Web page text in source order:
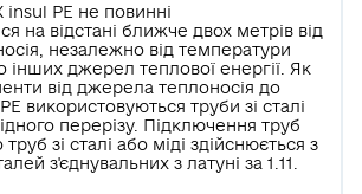
insul РЕ не повинні
на відстані ближче двох метрів від
незалежно від температури
інших джерел теплової енергії. Як
від джерела теплоносія до
використовуються труби зі сталі
перерізу. Підключення труб
зі сталі або міді здійснюється з
з'єднувальних з латуні за 1.11.